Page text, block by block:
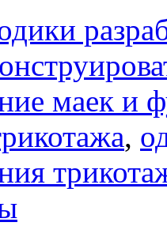
маек и
,